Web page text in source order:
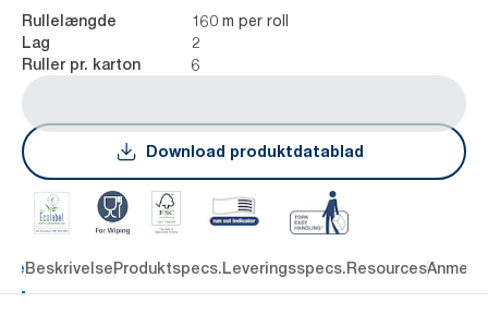
Rullelængde 160 m per roll
Lag 2
Ruller pr. karton 6
Download produktdatablad
BeskrivelseProduktspecs.Leveringsspecs.Resources